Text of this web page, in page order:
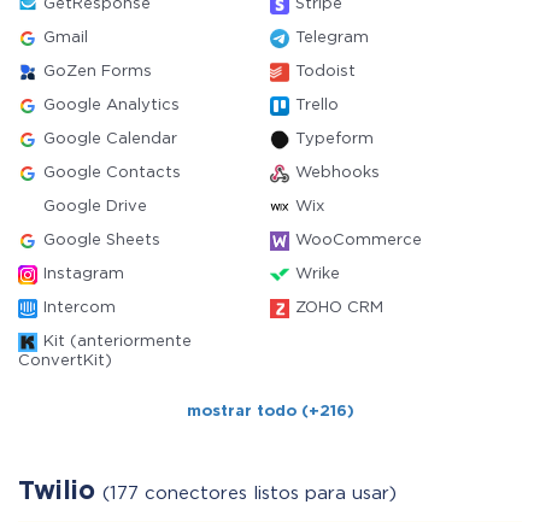
GetResponse Stripe
Gmail Telegram
GoZen Forms Todoist
Google Analytics Trello
Google Calendar Typeform
Google Contacts Webhooks
Google Drive Wix
Google Sheets WooCommerce
Instagram Wrike
Intercom ZOHO CRM
Kit (anteriormente
ConvertKit)
mostrar todo (+216)
Twilio (177 conectores listos para usar)